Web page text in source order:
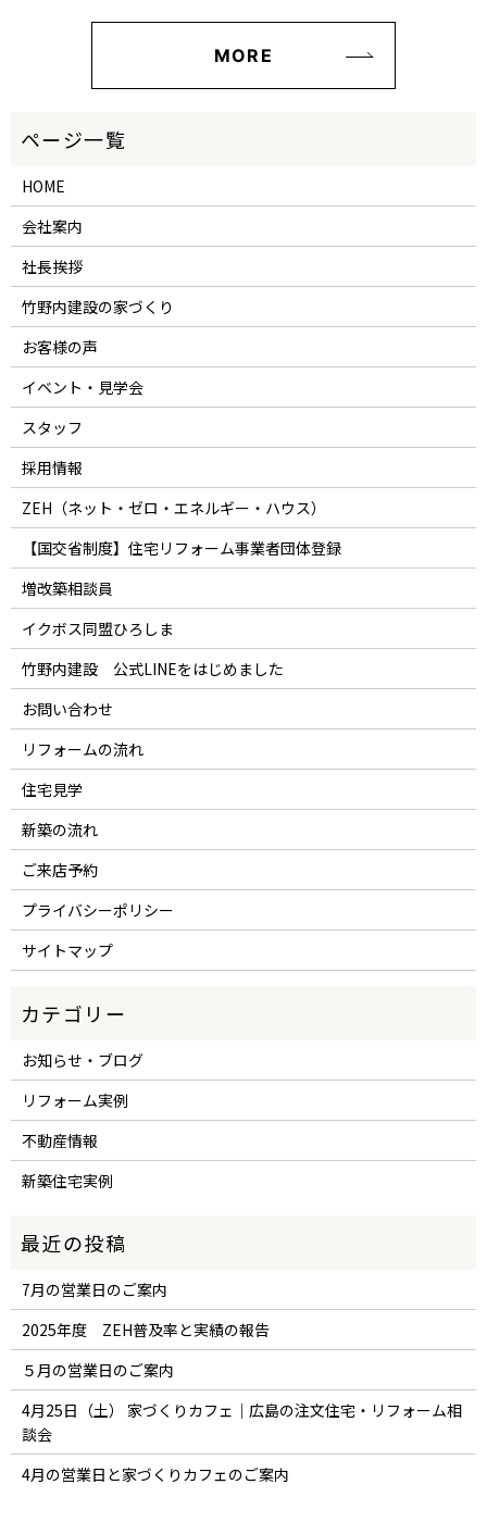
MORE
HOME
会社案内
社長挨拶
竹野内建設の家づくり
お客様の声
イベント・見学会
スタッフ
採用情報
ZEH（ネット・ゼロ・エネルギー・ハウス）
【国交省制度】住宅リフォーム事業者団体登録
増改築相談員
イクボス同盟ひろしま
竹野内建設 公式LINEをはじめました
お問い合わせ
リフォームの流れ
住宅見学
新築の流れ
ご来店予約
プライバシーポリシー
サイトマップ
お知らせ・ブログ
リフォーム実例
不動産情報
新築住宅実例
7月の営業日のご案内
2025年度 ZEH普及率と実績の報告
５月の営業日のご案内
4月25日（土） 家づくりカフェ｜広島の注文住宅・リフォーム相
談会
4月の営業日と家づくりカフェのご案内